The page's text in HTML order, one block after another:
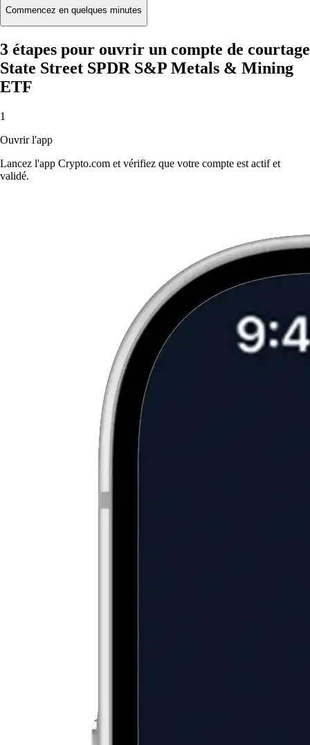
Commencez en quelques minutes
3 étapes pour ouvrir un compte de courtage
State Street SPDR S&P Metals & Mining
ETF
1
Ouvrir l'app
Lancez l'app Crypto.com et vérifiez que votre compte est actif et
validé.